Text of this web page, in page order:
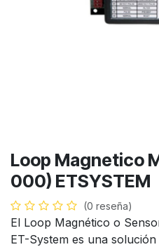
Loop Magnetico
000) ETSYSTEM
(0 reseña)
El Loop Magnético o
ET-System es una